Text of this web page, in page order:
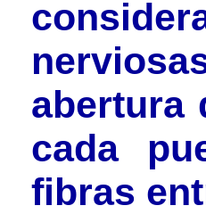
abertura
cada
fibras